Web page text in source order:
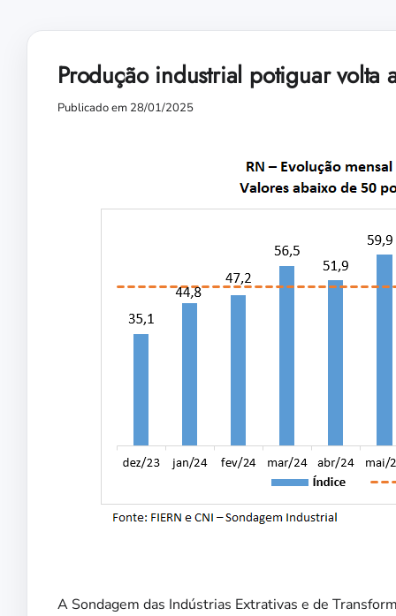
Produção industrial potiguar volta
Publicado em 28/01/2025
A Sondagem das Indústrias Extrativas e de